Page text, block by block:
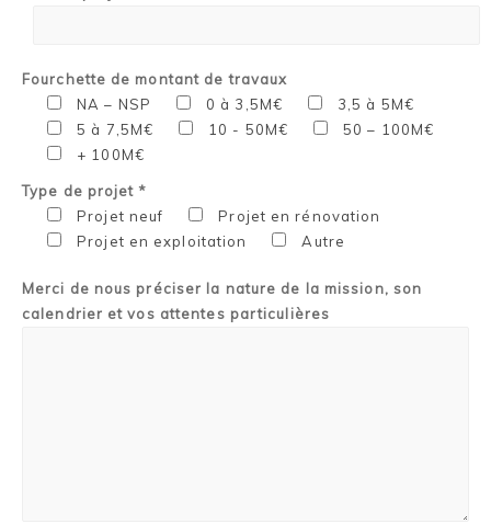
Fourchette de montant de travaux
NA – NSP
0 à 3,5M€
3,5 à 5M€
5 à 7,5M€
10 - 50M€
50 – 100M€
+ 100M€
Type de projet *
Projet neuf
Projet en rénovation
Projet en exploitation
Autre
Merci de nous préciser la nature de la mission, son
calendrier et vos attentes particulières